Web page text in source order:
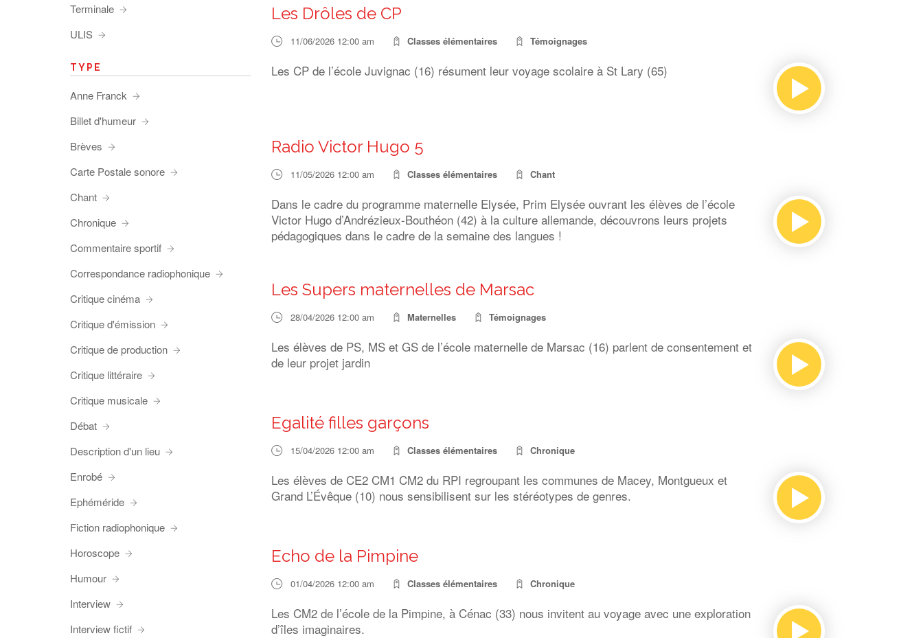
Les Drôles de CP
11/06/2026 12:00 am Classes élémentaires Témoignages
Les CP de l’école Juvignac (16) résument leur voyage scolaire à St Lary (65)
Radio Victor Hugo 5
11/05/2026 12:00 am Classes élémentaires Chant
Dans le cadre du programme maternelle Elysée, Prim Elysée ouvrant les élèves de l’école
Victor Hugo d’Andrézieux-Bouthéon (42) à la culture allemande, découvrons leurs projets
pédagogiques dans le cadre de la semaine des langues !
Les Supers maternelles de Marsac
28/04/2026 12:00 am Maternelles Témoignages
Les élèves de PS, MS et GS de l’école maternelle de Marsac (16) parlent de consentement et
de leur projet jardin
Egalité filles garçons
15/04/2026 12:00 am Classes élémentaires Chronique
Les élèves de CE2 CM1 CM2 du RPI regroupant les communes de Macey, Montgueux et
Grand L’Évêque (10) nous sensibilisent sur les stéréotypes de genres.
Echo de la Pimpine
01/04/2026 12:00 am Classes élémentaires Chronique
Les CM2 de l’école de la Pimpine, à Cénac (33) nous invitent au voyage avec une exploration
d’îles imaginaires.
Terminale
ULIS
TYPE
Anne Franck
Billet d'humeur
Brèves
Carte Postale sonore
Chant
Chronique
Commentaire sportif
Correspondance radiophonique
Critique cinéma
Critique d'émission
Critique de production
Critique littéraire
Critique musicale
Débat
Description d'un lieu
Enrobé
Ephéméride
Fiction radiophonique
Horoscope
Humour
Interview
Interview fictif